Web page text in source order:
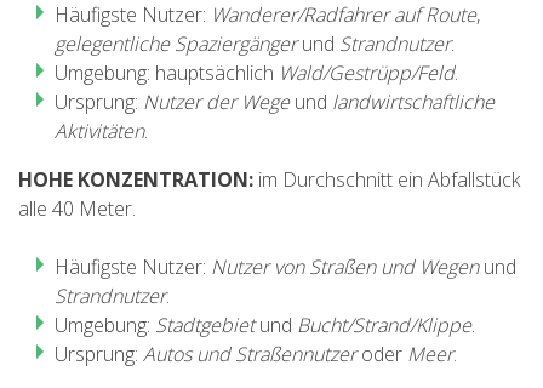
Häufigste Nutzer: Wanderer/Radfahrer auf Route,
gelegentliche Spaziergängerund Strandnutzer.
Umgebung: hauptsächlich Wald/Gestrüpp/Feld.
Ursprung: Nutzer der Wegeund landwirtschaftliche
Aktivitäten.
HOHE KONZENTRATION: im Durchschnitt ein Abfallstück
alle 40 Meter.
Häufigste Nutzer: Nutzer von Straßen und Wegenund
Strandnutzer.
Umgebung: Stadtgebietund Bucht/Strand/Klippe.
Ursprung: Autos und Straßennutzeroder Meer.